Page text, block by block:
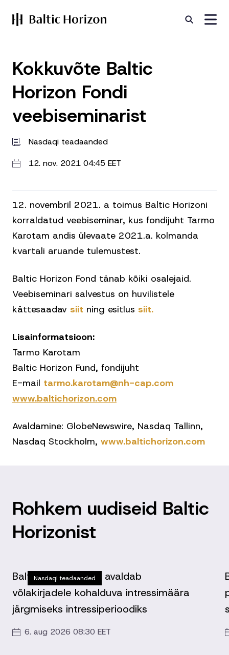
Kokkuvõte Baltic
Horizon Fondi
veebiseminarist
Nasdaqi teadaanded
12. nov. 2021 04:45 EET
12. novembril 2021. a toimus Baltic Horizoni
korraldatud veebiseminar, kus fondijuht Tarmo
Karotam andis ülevaate 2021.a. kolmanda
kvartali aruande tulemustest.
Baltic Horizon Fond tänab kõiki osalejaid.
Veebiseminari salvestus on huvilistele
kättesaadav siit ning esitlus siit.
Lisainformatsioon:
Tarmo Karotam
Baltic Horizon Fund, fondijuht
E-mail tarmo.karotam@nh-cap.com
www.baltichorizon.com
Avaldamine: GlobeNewswire, Nasdaq Tallinn,
Nasdaq Stockholm, www.baltichorizon.com
Rohkem uudiseid Baltic
Horizonist
Nasdaqi teadaanded
Baltic Horizon Fond avaldab
võlakirjadele kohalduva intressimäära
järgmiseks intressiperioodiks
6. aug 2026 08:30 EET